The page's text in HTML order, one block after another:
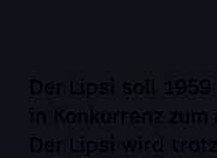
Der Lipsi soll
in Konkurrenz
Der Lipsi wird